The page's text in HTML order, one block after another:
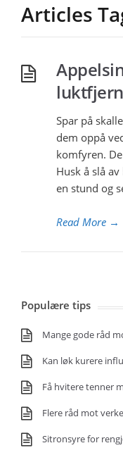
Articles
Spar på
dem oppå
komfyren.
Husk å slå
en stund og
Read More →
Populære tips
Mange gode råd
Kan løk kurere
Få hvitere tenner
Flere råd mot
Sitronsyre for